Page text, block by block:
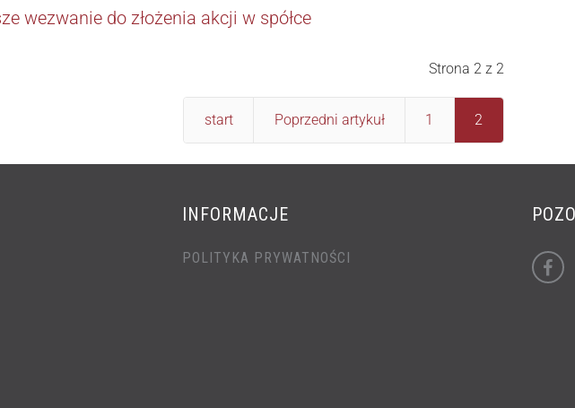
wezwanie do złożenia akcji w spółce
Strona 2 z 2
start Poprzedni artykuł 1 2
INFORMACJE
POLITYKA PRYWATNOŚCI